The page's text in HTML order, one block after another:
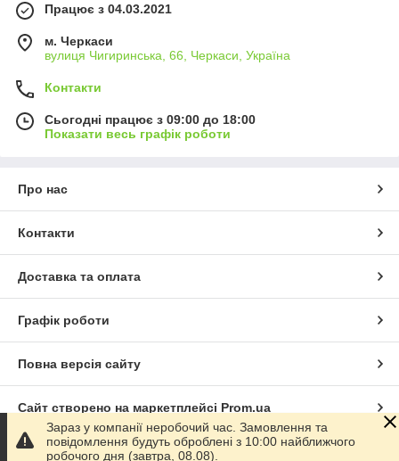
Працює з 04.03.2021
м. Черкаси
вулиця Чигиринська, 66, Черкаси, Україна
Контакти
Сьогодні працює з 09:00 до 18:00
Показати весь графік роботи
Про нас
Контакти
Доставка та оплата
Графік роботи
Повна версія сайту
Сайт створено на маркетплейсі Prom.ua
Політика конфіденційності
Зараз у компанії неробочий час. Замовлення та
повідомлення будуть оброблені з 10:00 найближчого
робочого дня (завтра, 08.08).